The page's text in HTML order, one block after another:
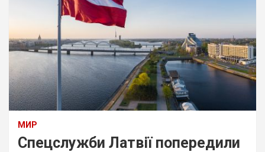
МИР
Спецслужби Латвії попередили